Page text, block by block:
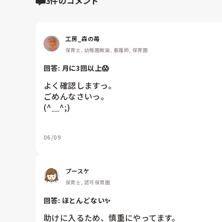
工房_森の苺
保育士, 幼稚園教諭, 看護師, 保育園
回答: 月に3回以上😱
よく確認しますっ。
ごめんなさいっ。
(^＿^;)
06/09
プースケ
保育士, 認可保育園
回答: ほとんどない✨
助けに入るため、慎重にやってます。